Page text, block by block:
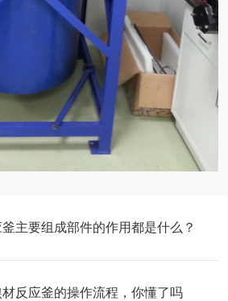
主要组成部件的作用都是什么？
反应釜的操作流程，你懂了吗